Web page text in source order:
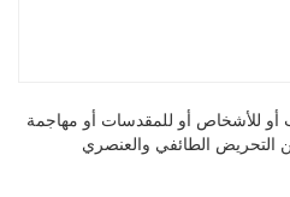
أو للأشخاص أو للمقدسات أو مهاجمة
عن التحريض الطائفي والعنصري